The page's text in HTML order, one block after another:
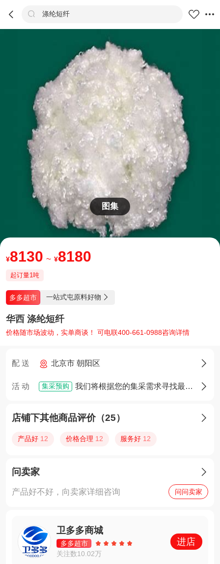
  涤纶短纤 
图集
¥8130 ~ ¥8180
起订量1吨
多多超市 一站式屯原料好物 
华西 涤纶短纤
价格随市场波动，实单商谈！ 可电联400-661-0988咨询详情
配 送 北京市 朝阳区 
活 动 集采预购 我们将根据您的集采需求寻找最佳货源，确定货源后您将享有优先采购权 
店铺下其他商品评价（25） 
产品好 12 价格合理 12 服务好 12
问卖家 
产品好不好，向卖家详细咨询 问问卖家
卫多多商城
多多超市
关注数10.02万
进店